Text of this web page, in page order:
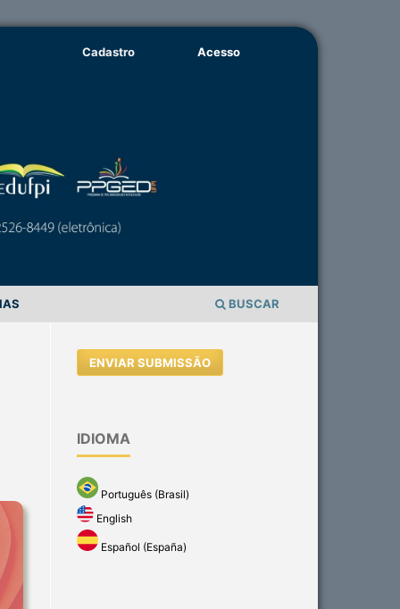
BUSCAR
Cadastro Acesso
ENVIAR SUBMISSÃO
IDIOMA
Português (Brasil)
English
Español (España)